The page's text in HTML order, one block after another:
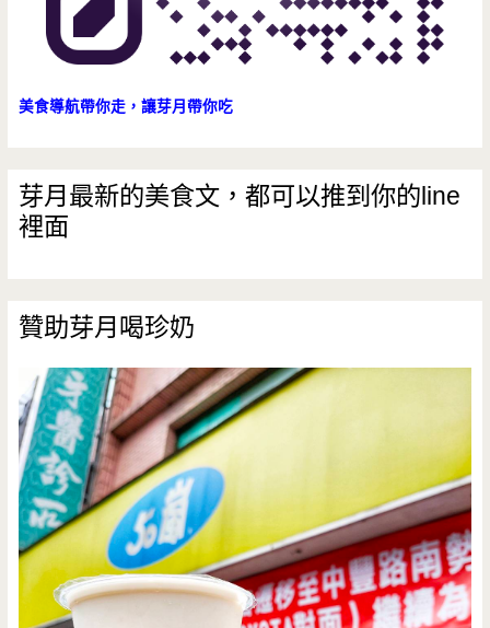
美食導航帶你走，讓芽月帶你吃
芽月最新的美食文，都可以推到你的line
裡面
贊助芽月喝珍奶